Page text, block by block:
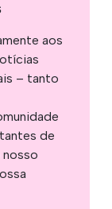
aos
– tanto
de